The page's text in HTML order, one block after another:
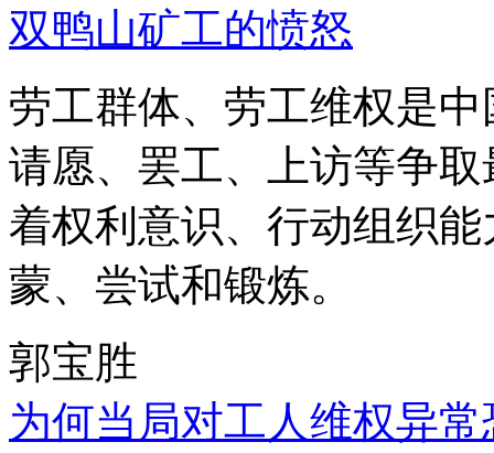
双鸭山矿工的愤怒
劳工群体、劳工维权是
请愿、罢工、上访等争
着权利意识、行动组织
蒙、尝试和锻炼。
郭宝胜
为何当局对工人维权异